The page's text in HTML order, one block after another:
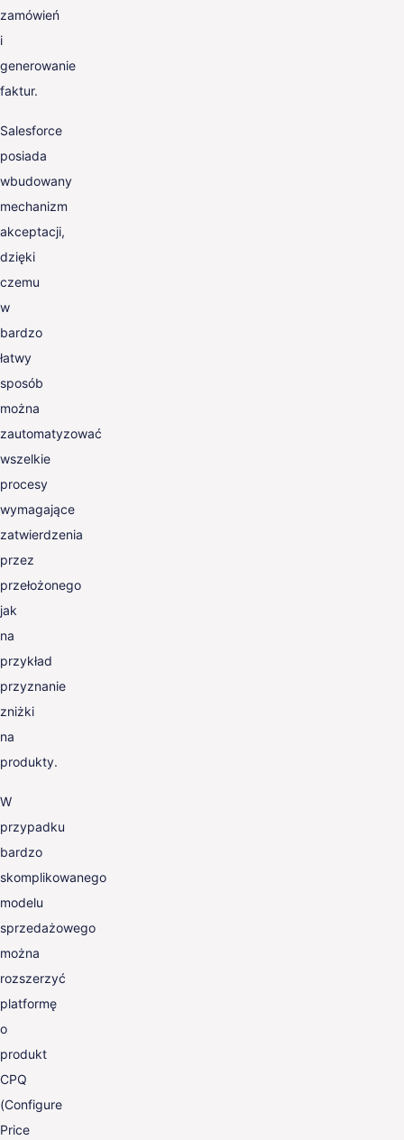
zamówień
i
generowanie
faktur.
Salesforce
posiada
wbudowany
mechanizm
akceptacji,
dzięki
czemu
w
bardzo
łatwy
sposób
można
zautomatyzować
wszelkie
procesy
wymagające
zatwierdzenia
przez
przełożonego
jak
na
przykład
przyznanie
zniżki
na
produkty.
W
przypadku
bardzo
skomplikowanego
modelu
sprzedażowego
można
rozszerzyć
platformę
o
produkt
CPQ
(Configure
Price